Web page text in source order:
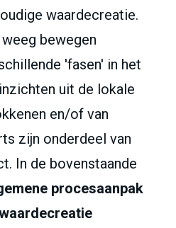
waardecreatie.
bewegen
'fasen' in het
uit de lokale
en/of van
zijn onderdeel van
In de bovenstaande
procesaanpak